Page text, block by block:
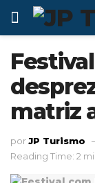
matriz
porJP Turismo
Reading Time: 2